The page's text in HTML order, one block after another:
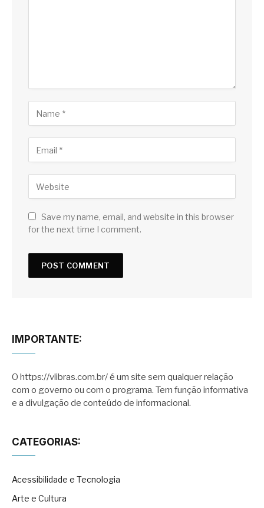
Save my name, email, and website in this browser
for the next time I comment.
IMPORTANTE:
O https://vlibras.com.br/ é um site sem qualquer relação
com o governo ou com o programa. Tem função informativa
e a divulgação de conteúdo de informacional.
CATEGORIAS:
Acessibilidade e Tecnologia
Arte e Cultura